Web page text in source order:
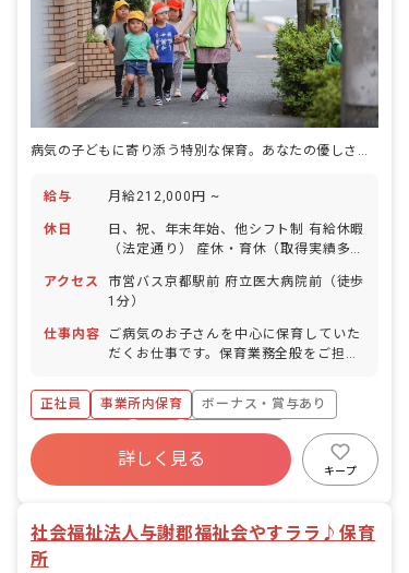
病気の子どもに寄り添う特別な保育。あなたの優しさが、小さな安心になる場所。
給与 月給212,000円 ~
休日
日、祝、年末年始、他シフト制 有給休暇
（法定通り） 産休・育休（取得実績多
日
アクセス
市営バス京都駅前 府立医大病院前（徒歩
1分）
仕事内容
ご病気のお子さんを中心に保育していた
だくお仕事です。保育業務全般をご担当
絵本を読んだり、お食事のサポートやお
昼寝、お着替えなどをお任せします。ご
病気のお子さん中心なので外遊びなどの
機会はほぼなく、なるべく安静にさせて
あげることが大切です。
正社員 事業所内保育
ボーナス・賞与あり
社会保険完備
有給
福利厚生充実
昇給昇進あり
産休育休制度
詳しく見る
キープ
社会福祉法人与謝郡福祉会やすララ♪保育
所